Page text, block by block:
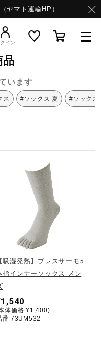
ヤマト運輸HP）
イン
品
います
ス #ソックス 夏 #ソックス
【吸湿発熱】ブレスサーモ5
指インナーソックス メン
体価格 ¥1,400)
番 73UM532